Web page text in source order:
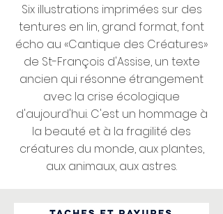
Six illustrations imprimées sur des
tentures en lin, grand format, font
écho au «Cantique des Créatures»
de St-François d'Assise, un texte
ancien qui résonne étrangement
avec la crise écologique
d'aujourd'hui. C'est un hommage à
la beauté et à la fragilité des
créatures du monde, aux plantes,
aux animaux, aux astres.